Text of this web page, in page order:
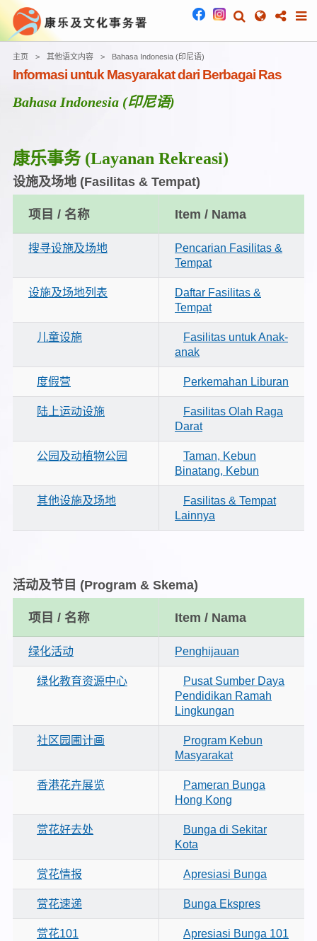
主页 其他语文内容 Bahasa Indonesia (印尼语)
Informasi untuk Masyarakat dari Berbagai Ras
Bahasa Indonesia (印尼语)
康乐事务 (Layanan Rekreasi)
设施及场地 (Fasilitas & Tempat)
项目 / 名称 Item / Nama
搜寻设施及场地
Pencarian Fasilitas &
Tempat
设施及场地列表
Daftar Fasilitas &
Tempat
儿童设施
Fasilitas untuk Anak-
anak
度假营 Perkemahan Liburan
陆上运动设施
Fasilitas Olah Raga
Darat
公园及动植物公园
Taman, Kebun
Binatang, Kebun
其他设施及场地
Fasilitas & Tempat
Lainnya
活动及节目 (Program & Skema)
项目 / 名称 Item / Nama
绿化活动 Penghijauan
绿化教育资源中心
Pusat Sumber Daya
Pendidikan Ramah
Lingkungan
社区园圃计画
Program Kebun
Masyarakat
香港花卉展览
Pameran Bunga
Hong Kong
赏花好去处
Bunga di Sekitar
Kota
赏花情报 Apresiasi Bunga
赏花速递 Bunga Ekspres
赏花101 Apresiasi Bunga 101